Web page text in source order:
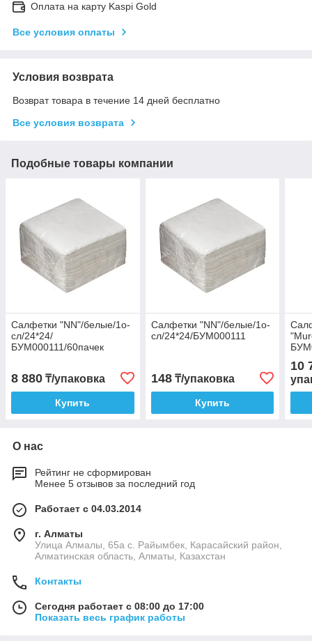
Оплата на карту Kaspi Gold
Все условия оплаты
Условия возврата
Возврат товара в течение 14 дней бесплатно
Все условия возврата
Подобные товары компании
Салфетки "NN"/белые/1о-
сл/24*24/
БУМ000111/60пачек
8 880 ₸/упаковка
Купить
Салфетки "NN"/белые/1о-
сл/24*24/БУМ000111
148₸/упаковка
Купить
10
О нас
Рейтинг не сформирован
Менее 5 отзывов за последний год
Работает с 04.03.2014
г. Алматы
Улица Алмалы, 65а ​с. Райымбек, Карасайский район,
Алматинская область, Алматы, Казахстан
Контакты
Сегодня работает с 08:00 до 17:00
Показать весь график работы